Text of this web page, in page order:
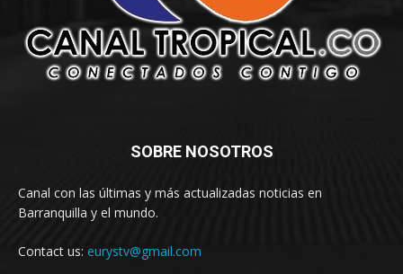
SOBRE NOSOTROS
Canal con las últimas y más actualizadas noticias en
Barranquilla y el mundo.
Contact us: eurystv@gmail.com